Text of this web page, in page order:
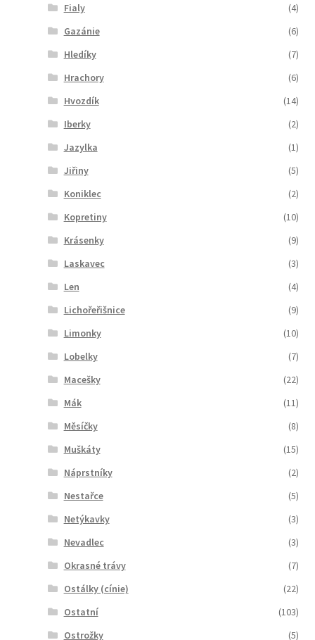
Fialy
(4)
Gazánie
(6)
Hledíky
(7)
Hrachory
(6)
Hvozdík
(14)
Iberky
(2)
Jazylka
(1)
Jiřiny
(5)
Koniklec
(2)
Kopretiny
(10)
Krásenky
(9)
Laskavec
(3)
Len
(4)
Lichořeřišnice
(9)
Limonky
(10)
Lobelky
(7)
Macešky
(22)
Mák
(11)
Měsíčky
(8)
Muškáty
(15)
Náprstníky
(2)
Nestařce
(5)
Netýkavky
(3)
Nevadlec
(3)
Okrasné trávy
(7)
Ostálky (cínie)
(22)
Ostatní
(103)
Ostrožky
(5)